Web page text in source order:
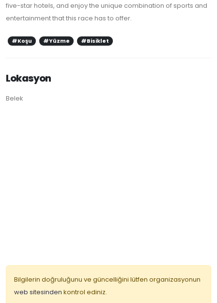
five-star hotels, and enjoy the unique combination of sports and
entertainment that this race has to offer.
#Koşu #Yüzme #Bisiklet
Lokasyon
Belek
Bilgilerin doğruluğunu ve güncelliğini lütfen organizasyonun
web sitesinden kontrol ediniz.